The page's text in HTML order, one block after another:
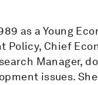
as a Young
Policy, Chief
Manager,
issues.